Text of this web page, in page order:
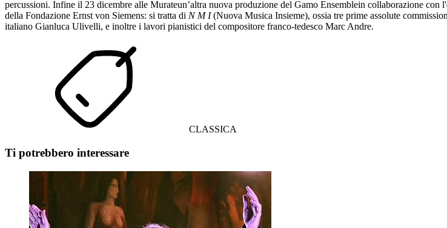
percussioni. Infine il 23 dicembre alle Murateun’altra nuova produzione del Gamo Ensemblein collaborazione
della Fondazione Ernst von Siemens: si tratta di N M I(Nuova Musica Insieme), ossia tre prime assolute
italiano Gianluca Ulivelli, e inoltre i lavori pianistici del compositore franco-tedesco Marc Andre.
CLASSICA
Ti potrebbero interessare